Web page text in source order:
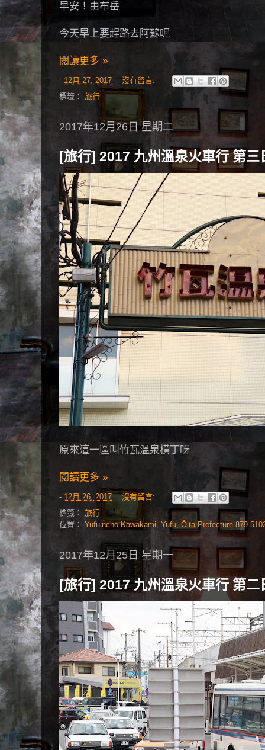
早安！由布岳
今天早上要趕路去阿蘇呢
閱讀更多 »
- 12月 27, 2017
沒有留言:
標籤： 旅行
2017年12月26日 星期二
[旅行] 2017 九州溫泉火車行 第三
原來這一區叫竹瓦溫泉橫丁呀
閱讀更多 »
- 12月 26, 2017
沒有留言:
標籤： 旅行
位置： Yufuincho Kawakami, Yufu, Ōita Prefecture 879-
2017年12月25日 星期一
[旅行] 2017 九州溫泉火車行 第二